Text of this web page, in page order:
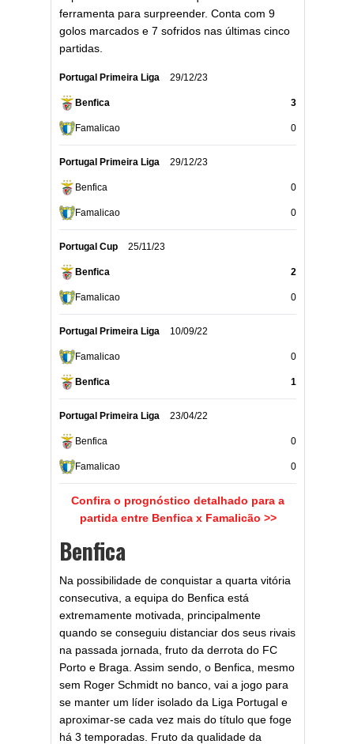
ferramenta para surpreender. Conta com 9
golos marcados e 7 sofridos nas últimas cinco
partidas.
Portugal Primeira Liga 29/12/23
Benfica 3
Famalicao 0
Portugal Primeira Liga 29/12/23
Benfica 0
Famalicao 0
Portugal Cup 25/11/23
Benfica 2
Famalicao 0
Portugal Primeira Liga 10/09/22
Famalicao 0
Benfica 1
Portugal Primeira Liga 23/04/22
Benfica 0
Famalicao 0
Confira o prognóstico detalhado para a
partida entre Benfica x Famalicão >>
Benfica
Na possibilidade de conquistar a quarta vitória
consecutiva, a equipa do Benfica está
extremamente motivada, principalmente
quando se conseguiu distanciar dos seus rivais
na passada jornada, fruto da derrota do FC
Porto e Braga. Assim sendo, o Benfica, mesmo
sem Roger Schmidt no banco, vai a jogo para
se manter um líder isolado da Liga Portugal e
aproximar-se cada vez mais do título que foge
há 3 temporadas. Fruto da qualidade da